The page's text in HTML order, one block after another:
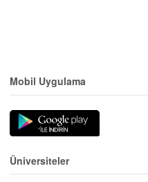
Mobil Uygulama
Üniversiteler